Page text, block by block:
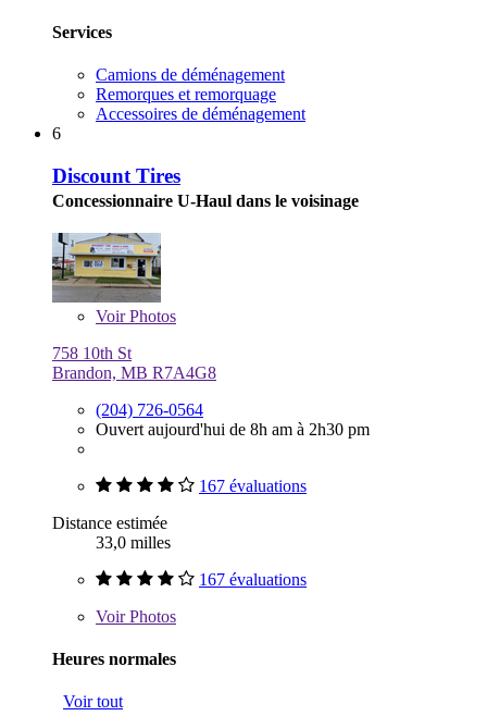
Services
Camions de déménagement
Remorques et remorquage
Accessoires de déménagement
6
Discount Tires
Concessionnaire U-Haul dans le voisinage
VoirPhotos
758 10th St
Brandon, MB R7A4G8
(204) 726-0564
Ouvert aujourd'hui de 8h am à 2h30 pm
167 évaluations
Distance estimée
33,0 milles
167 évaluations
VoirPhotos
Heures normales
Voir tout